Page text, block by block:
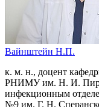
Вайнштейн Н.П.
к. м. н., доцент
РНИМУ им. Н. И.
инфекционным
№9 им. Г. Н.